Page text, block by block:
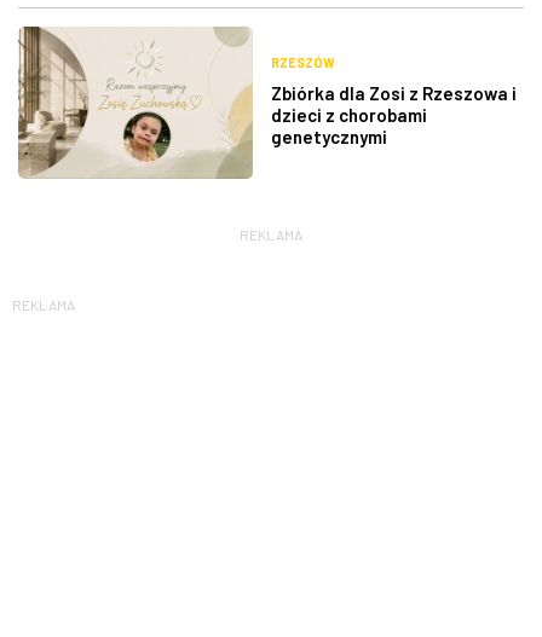
RZESZÓW
Zbiórka dla Zosi z Rzeszowa i
dzieci z chorobami
genetycznymi
REKLAMA
REKLAMA